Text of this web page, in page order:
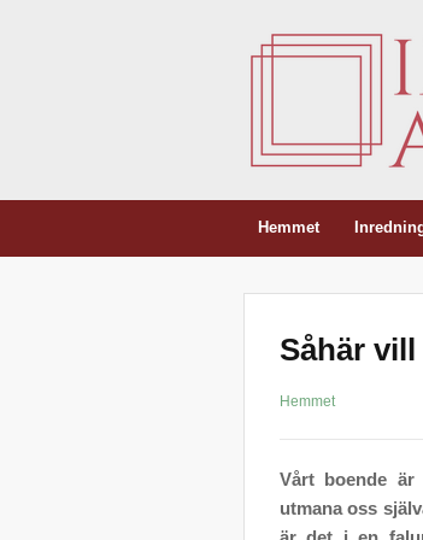
Hemmet
Såhär
Hemmet
Vårt boende
utmana oss